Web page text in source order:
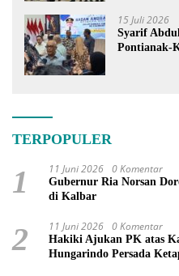
15 Juli 2026
Syarif
Pontianak-
TERPOPULER
1 11 Juni 2026 0 Komentar
Gubernur Ria Norsan
di Kalbar
2 11 Juni 2026 0 Komentar
Hakiki Ajukan PK atas
Hungarindo Persada